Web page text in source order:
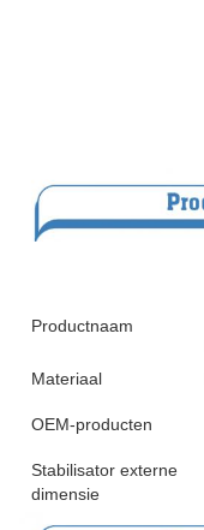
Productnaam
Materiaal
OEM-producten
Stabilisator externe
dimensie